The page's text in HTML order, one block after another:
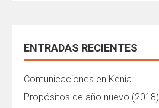
ENTRADAS RECIENTES
Comunicaciones en Kenia
Propósitos de año nuevo (2018)